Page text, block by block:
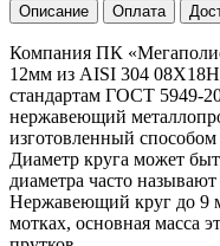
Описание Оплата
Компания ПК
12мм из AISI 304
стандартам ГОСТ 5949-
нержавеющий
изготовленный
Диаметр круга может
диаметра часто
Нержавеющий круг до 9
мотках, основная масса